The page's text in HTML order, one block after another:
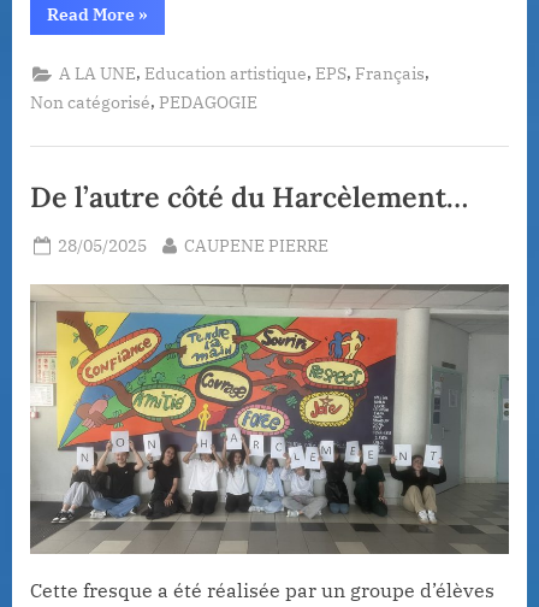
Read More“Découvrir
les
de
la
scène
:
6°MCCOOL
danse
contemporaine”
»
A LA UNE,Education artistique,EPS,Français,
Non catégorisé, PEDAGOGIE
De l’autre côté du Harcèlement…
Posted
28/05/2025 By
CAUPENE PIERRE
Cette fresque a été réalisée par un groupe d’élèves